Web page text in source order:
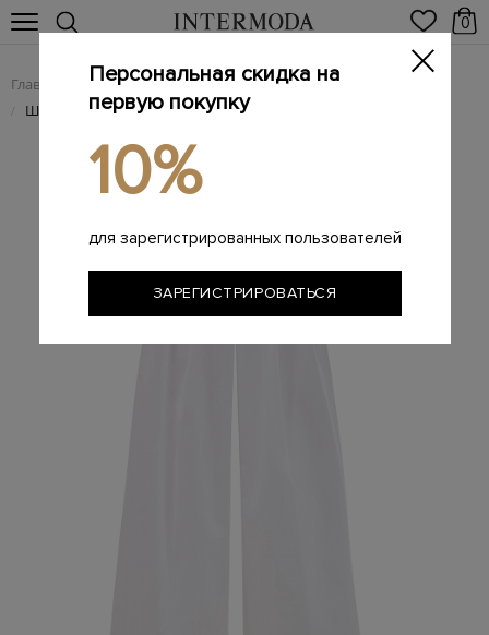
0
Главная Женщинам / Женская одежда / Женские брюки
/ Широкие брюки в стиле leisure из хлопка на высокой посадке
Персональная скидка на
первую покупку
10%
для зарегистрированных пользователей
ЗАРЕГИСТРИРОВАТЬСЯ